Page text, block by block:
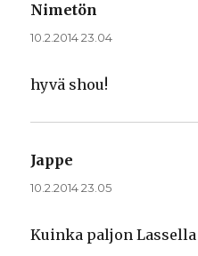
Nimetön
10.2.2014 23.04
hyvä shou!
Jappe
10.2.2014 23.05
Kuinka paljon Lassella